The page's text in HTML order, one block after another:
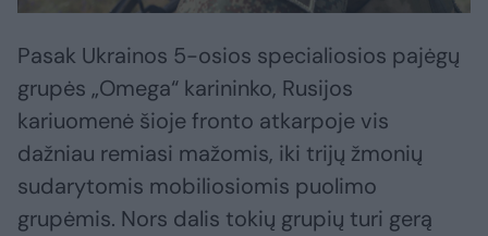
Pasak Ukrainos 5-osios specialiosios pajėgų
grupės „Omega“ karininko, Rusijos
kariuomenė šioje fronto atkarpoje vis
dažniau remiasi mažomis, iki trijų žmonių
sudarytomis mobiliosiomis puolimo
grupėmis. Nors dalis tokių grupių turi gerą